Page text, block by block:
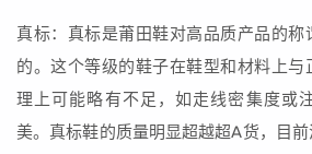
真标：真标是莆田鞋对高品质产品的称
的。这个等级的鞋子在鞋型和材料上与
理上可能略有不足，如走线密集度或
美。真标鞋的质量明显超越超A货，目